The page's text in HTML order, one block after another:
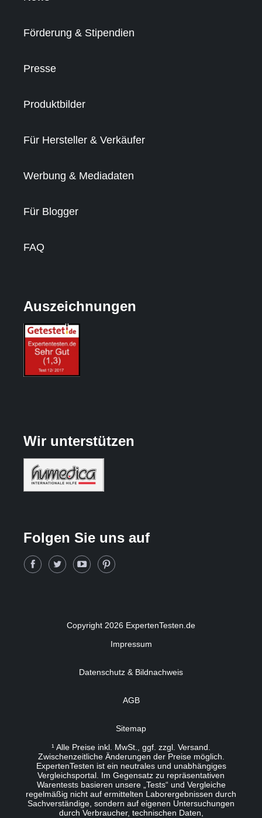
Förderung & Stipendien
Presse
Produktbilder
Für Hersteller & Verkäufer
Werbung & Mediadaten
Für Blogger
FAQ
Auszeichnungen
Wir unterstützen
Folgen Sie uns auf
Copyright 2026 ExpertenTesten.de
Impressum
Datenschutz & Bildnachweis
AGB
Sitemap
¹ Alle Preise inkl. MwSt., ggf. zzgl. Versand.
Zwischenzeitliche Änderungen der Preise möglich.
ExpertenTesten ist ein neutrales und unabhängiges
Vergleichsportal. Im Gegensatz zu repräsentativen
Warentests basieren unsere „Tests“ und Vergleiche
regelmäßig nicht auf ermittelten Laborergebnissen durch
Sachverständige, sondern auf eigenen Untersuchungen
durch Verbraucher, technischen Daten,